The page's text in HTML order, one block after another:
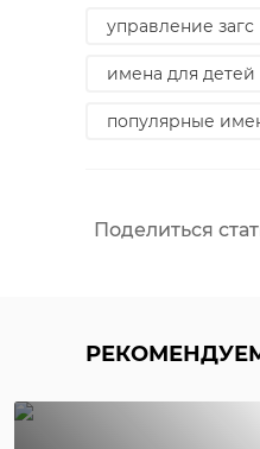
управление загс
имена для детей
популярные
Поделиться
области